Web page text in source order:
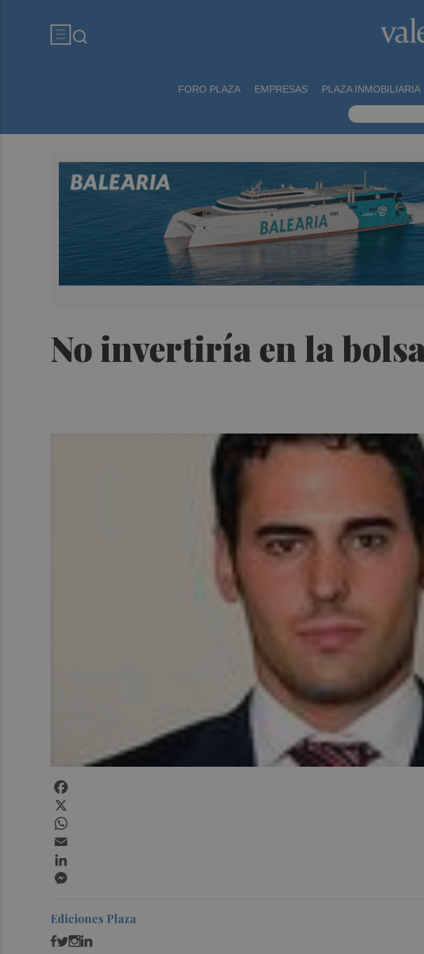
FORO PLAZA EMPRESAS PLAZA INMOBILIARIA
No invertiría en la
Ediciones Plaza